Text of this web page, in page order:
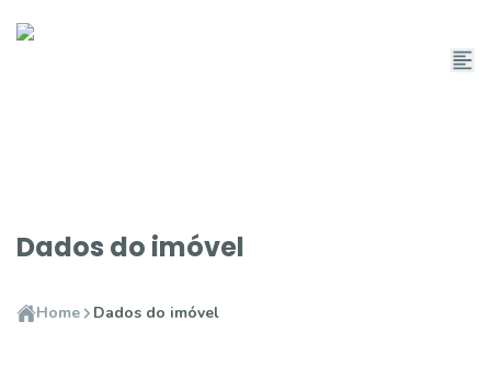
Dados do imóvel
Home Dados do imóvel